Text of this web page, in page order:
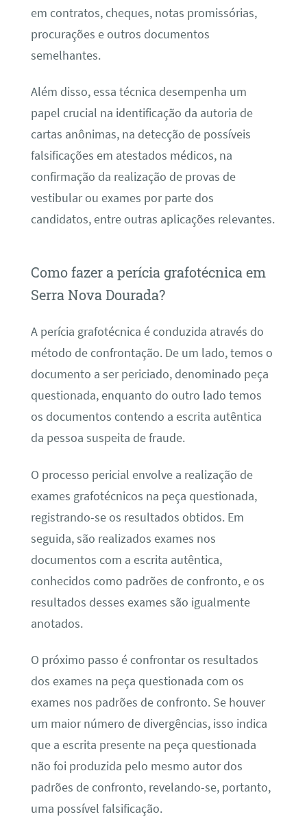
em contratos, cheques, notas promissórias,
procurações e outros documentos
semelhantes.
Além disso, essa técnica desempenha um
papel crucial na identificação da autoria de
cartas anônimas, na detecção de possíveis
falsificações em atestados médicos, na
confirmação da realização de provas de
vestibular ou exames por parte dos
candidatos, entre outras aplicações relevantes.
Como fazer a perícia grafotécnica em
Serra Nova Dourada?
A perícia grafotécnica é conduzida através do
método de confrontação. De um lado, temos o
documento a ser periciado, denominado peça
questionada, enquanto do outro lado temos
os documentos contendo a escrita autêntica
da pessoa suspeita de fraude.
O processo pericial envolve a realização de
exames grafotécnicos na peça questionada,
registrando-se os resultados obtidos. Em
seguida, são realizados exames nos
documentos com a escrita autêntica,
conhecidos como padrões de confronto, e os
resultados desses exames são igualmente
anotados.
O próximo passo é confrontar os resultados
dos exames na peça questionada com os
exames nos padrões de confronto. Se houver
um maior número de divergências, isso indica
que a escrita presente na peça questionada
não foi produzida pelo mesmo autor dos
padrões de confronto, revelando-se, portanto,
uma possível falsificação.